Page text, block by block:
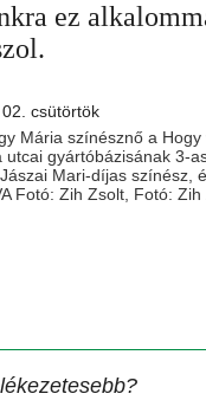
ez
csütörtök
Mária színésznő a Hogy
gyártóbázisának 3-
Mari-díjas színész,
Fotó: Zih Zsolt, Fotó: Zih